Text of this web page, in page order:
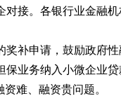
接。各银行业金融
补申请，鼓励政府
业务纳入小微企业
难、融资贵问题。